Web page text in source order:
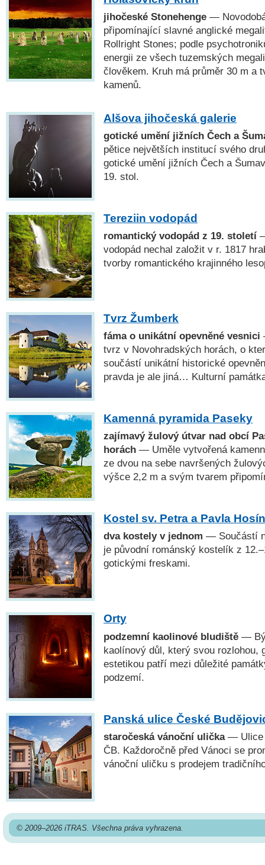
jihočeské Stonehenge —
připomínající slavné anglické
Rollright Stones; podle
energii ze všech tuzemských
člověkem. Kruh má průměr 30 m a
kamenů.
Alšova jihočeská galerie
gotické umění jižních Čech a
pětice největších institucí svého
gotické umění jižních Čech a
19. stol.
Tereziin vodopád
romantický vodopád z 19. století
vodopád nechal založit v r. 1817
tvorby romantického krajinného
Tvrz Žumberk
fáma o unikátní opevněné vesnici
tvrz v Novohradských horách, o
součástí unikátní historické
pravda je ale jiná… Kulturní
Kamenná pyramida Paseky
zajímavý žulový útvar nad obcí
horách — Uměle vytvořená
ze dvou na sebe navršených
výšce 2,2 m a svým tvarem
Kostel sv. Petra a Pavla Hosín
dva kostely v jednom — Součástí
je původní románský kostelík z
gotickými freskami.
Orty
podzemní kaolinové bludiště —
kaolínový důl, který svou rozlohou,
estetikou patří mezi důležité
podzemí.
Panská ulice České
staročeská vánoční ulička— Ulice
ČB. Každoročně před Vánoci se
vánoční uličku s prodejem
© 2009–2026 iTRAS. Všechna práva vyhrazena.